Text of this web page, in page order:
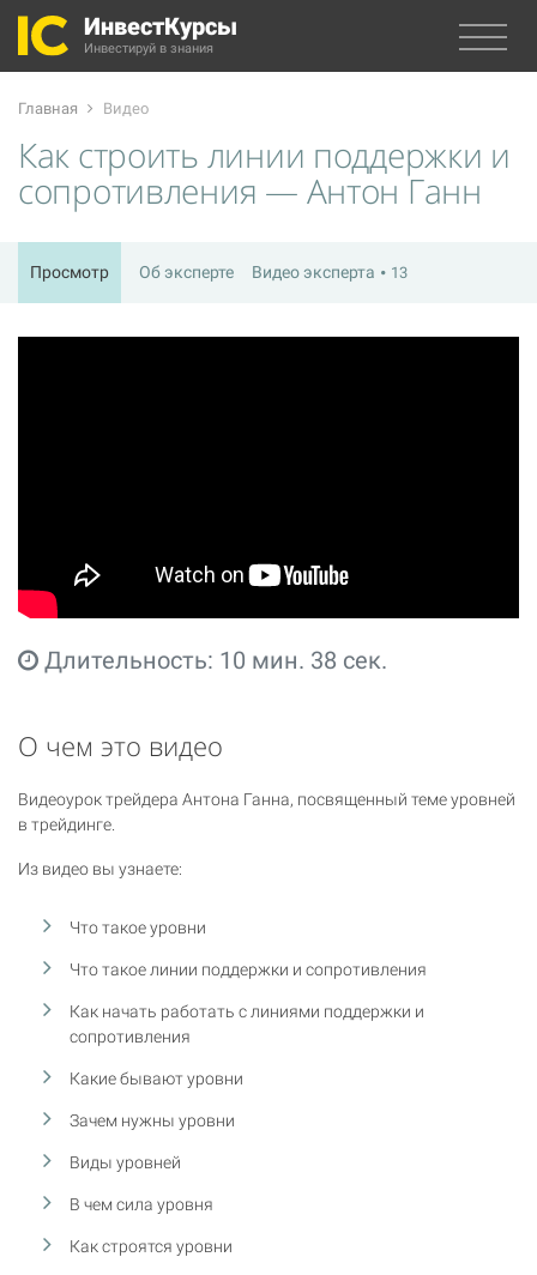
ИнвестКурсы
Инвестируй в знания
Главная Видео
Как строить линии поддержки и
сопротивления — Антон Ганн
Просмотр Об эксперте Видео эксперта 13
Длительность: 10 мин. 38 сек.
О чем это видео
Видеоурок трейдера Антона Ганна, посвященный теме уровней
в трейдинге.
Из видео вы узнаете:
Что такое уровни
Что такое линии поддержки и сопротивления
Как начать работать с линиями поддержки и
сопротивления
Какие бывают уровни
Зачем нужны уровни
Виды уровней
В чем сила уровня
Как строятся уровни